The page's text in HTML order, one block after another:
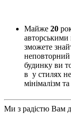
Майже 20
авторськими
зможете
неповторний
будинку ви
в у стилях
мінімалізм
Ми з радістю Вам